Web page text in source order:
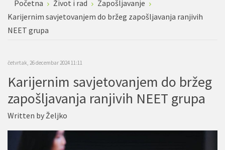
Početna Život i rad
Zapošljavanje
Karijernim savjetovanjem do bržeg zapošljavanja ranjivih
NEET grupa
četvrtak, 26 decembar 2024 11:11
Karijernim savjetovanjem do bržeg
zapošljavanja ranjivih NEET grupa
Written byŽeljko